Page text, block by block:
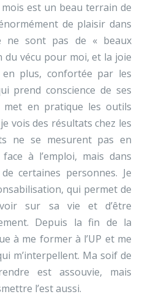
est un beau terrain de
de plaisir dans
ne sont pas de « beaux
du vécu pour moi, et la joie
plus, confortée par les
prend conscience de ses
met en pratique les outils
vois des résultats chez les
ne se mesurent pas en
à l’emploi, mais dans
certaines personnes. Je
qui permet de
sur sa vie et d’être
Depuis la fin de la
à me former à l’UP et me
m’interpellent. Ma soif de
est assouvie, mais
l’est aussi.